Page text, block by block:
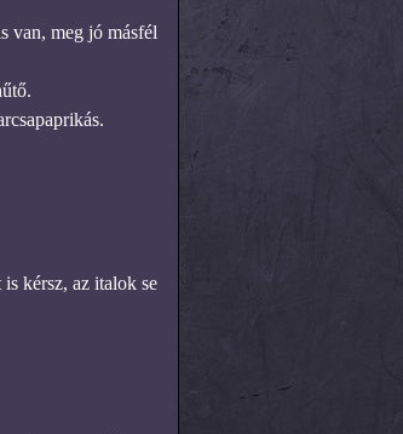
van, meg jó másfél
kérsz, az italok se